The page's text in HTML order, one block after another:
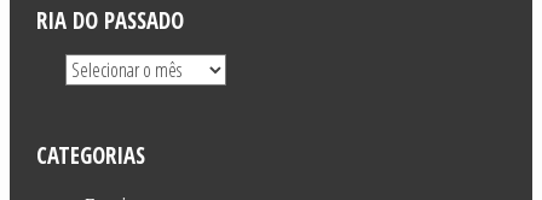
RIA DO PASSADO
CATEGORIAS